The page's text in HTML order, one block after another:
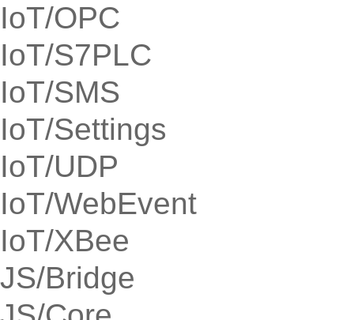
IoT/OPC
IoT/S7PLC
IoT/SMS
IoT/Settings
IoT/UDP
IoT/WebEvent
IoT/XBee
JS/Bridge